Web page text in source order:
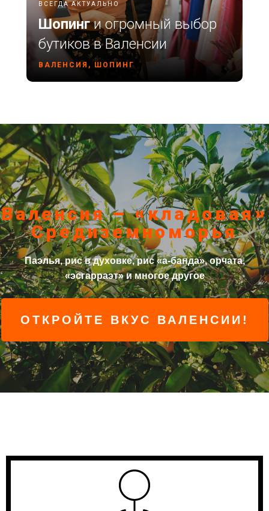
ВСЕГДА АКТУАЛЬНО
Шопинги огромный выбор
бутиков в Валенсии
ВАЛЕНСИЯ, ШОПИНГ
Валенсия – «кладовая»
Средиземноморья
Паэлья, рис в духовке, рис «а-банда», орчата,
«эсгарраэт» и многое другое
ОТКРОЙТЕ ВКУС ВАЛЕНСИИ!